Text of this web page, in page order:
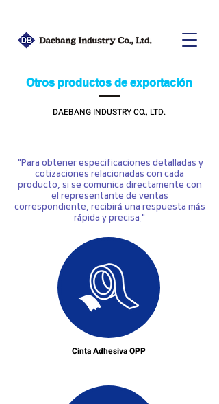
Otros productos de exportación
DAEBANG INDUSTRY CO., LTD.
Cinta Adhesiva OPP
"Para obtener especificaciones detalladas y
cotizaciones relacionadas con cada
producto, si se comunica directamente con
el representante de ventas
correspondiente, recibirá una respuesta más
rápida y precisa."